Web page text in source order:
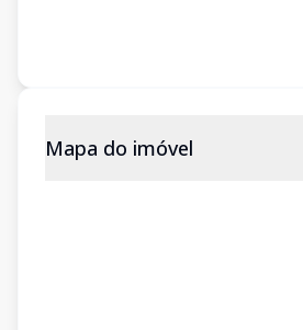
Mapa do imóvel